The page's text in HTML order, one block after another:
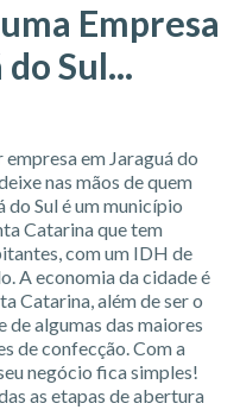
Empresa
Sul...
em Jaraguá do
nas mãos de quem
do Sul é um município
Catarina que tem
com um IDH de
A economia da cidade é
Catarina, além de ser o
de algumas das maiores
de confecção. Com a
negócio fica simples!
as etapas de abertura